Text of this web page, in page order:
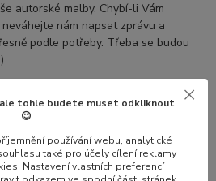
autorské malby. Chybí-li Vám
nám napsat zprávu a
podle potřeby. Třeba se budou
tohle budete muset odkliknout
😉
používání webu, analytické
také pro účely cílení reklamy
Nastavení vlastních preferencí